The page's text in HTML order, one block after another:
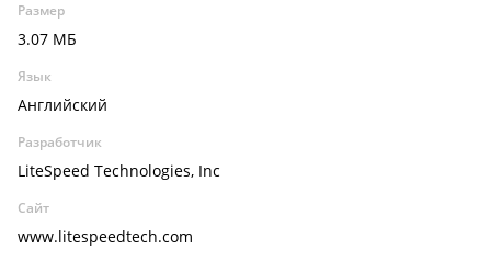
Размер
3.07 МБ
Язык
Английский
Разработчик
LiteSpeed Technologies, Inc
Сайт
www.litespeedtech.com